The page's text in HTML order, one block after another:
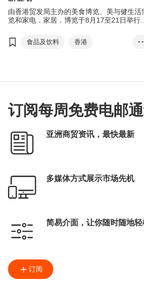
国际现代化中医药及健康产品会议
EXHIBITION+
由香港贸发局主办的美食博览、美与健生活
览和家电．家居．博览于8月17至21日举行。
贸易展览亦于8月17至19日同场亮相。
食品及饮料
香港
国际现代化中医药及健康产品会议
电子消费券
张淑芬
•
订阅每周免费电邮
亚洲商贸资讯，最快最新
多媒体方式展示市场先机
简易介面，让你随时随地
订阅